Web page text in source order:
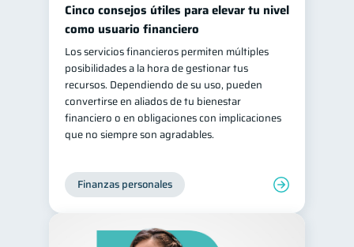
Cinco consejos útiles para elevar tu nivel
como usuario financiero
Los servicios financieros permiten múltiples
posibilidades a la hora de gestionar tus
recursos. Dependiendo de su uso, pueden
convertirse en aliados de tu bienestar
financiero o en obligaciones con implicaciones
que no siempre son agradables.
Finanzas personales